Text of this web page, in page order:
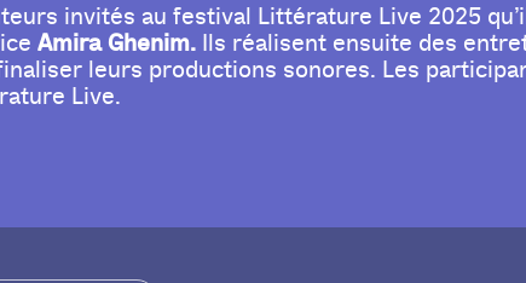
invités au festival Littérature Live 2025
Amira Ghenim. Ils réalisent ensuite des
leurs productions sonores. Les
Live.